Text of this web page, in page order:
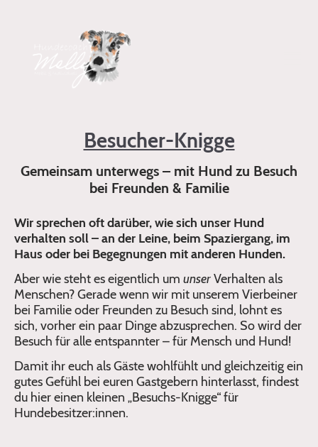
Besucher-Knigge
Gemeinsam unterwegs – mit Hund zu Besuch
bei Freunden & Familie
Wir sprechen oft darüber, wie sich unser Hund
verhalten soll – an der Leine, beim Spaziergang, im
Haus oder bei Begegnungen mit anderen Hunden.
Aber wie steht es eigentlich um unserVerhalten als
Menschen? Gerade wenn wir mit unserem Vierbeiner
bei Familie oder Freunden zu Besuch sind, lohnt es
sich, vorher ein paar Dinge abzusprechen. So wird der
Besuch für alle entspannter – für Mensch und Hund!
Damit ihr euch als Gäste wohlfühlt und gleichzeitig ein
gutes Gefühl bei euren Gastgebern hinterlasst, findest
du hier einen kleinen „Besuchs-Knigge“ für
Hundebesitzer:innen.